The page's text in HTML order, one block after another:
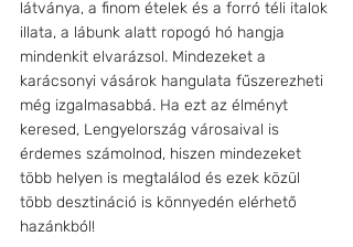
látványa, a finom ételek és a forró téli italok
illata, a lábunk alatt ropogó hó hangja
mindenkit elvarázsol. Mindezeket a
karácsonyi vásárok hangulata fűszerezheti
még izgalmasabbá. Ha ezt az élményt
keresed, Lengyelország városaival is
érdemes számolnod, hiszen mindezeket
több helyen is megtalálod és ezek közül
több desztináció is könnyedén elérhető
hazánkból!